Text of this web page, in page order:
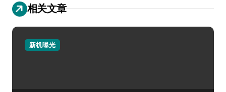
相关文章
新机曝光